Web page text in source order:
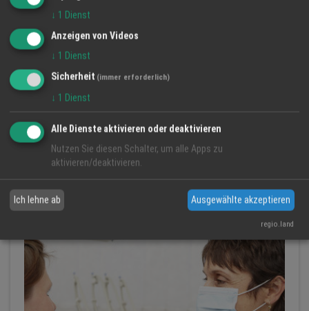
Endodontie: Zahnerhaltung durch moderne Techniken
Zahnarztpraxis Elena Spasova-Reinhardt M.Sc
Endodontie
Zahnnerv
↓ 1 Dienst
Anzeigen von Videos
↓ 1 Dienst
Sicherheit (immer erforderlich)
↓ 1 Dienst
Alle Dienste aktivieren oder deaktivieren
Nutzen Sie diesen Schalter, um alle Apps zu
aktivieren/deaktivieren.
Ich lehne ab Ausgewählte akzeptieren
regio.land